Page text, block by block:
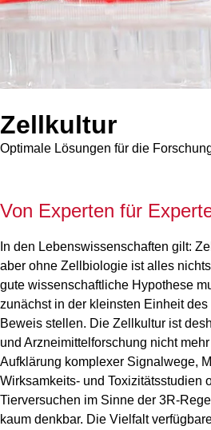
Zellkultur
Optimale Lösungen für die
Von Experten für
In den Lebenswissenschaften gilt:
aber ohne Zellbiologie ist alles
gute wissenschaftliche Hypothese
zunächst in der kleinsten Einheit
Beweis stellen. Die Zellkultur ist
und Arzneimittelforschung nicht
Aufklärung komplexer Signalwege,
Wirksamkeits- und Toxizitätsstudien
Tierversuchen im Sinne der 3R-
kaum denkbar. Die Vielfalt